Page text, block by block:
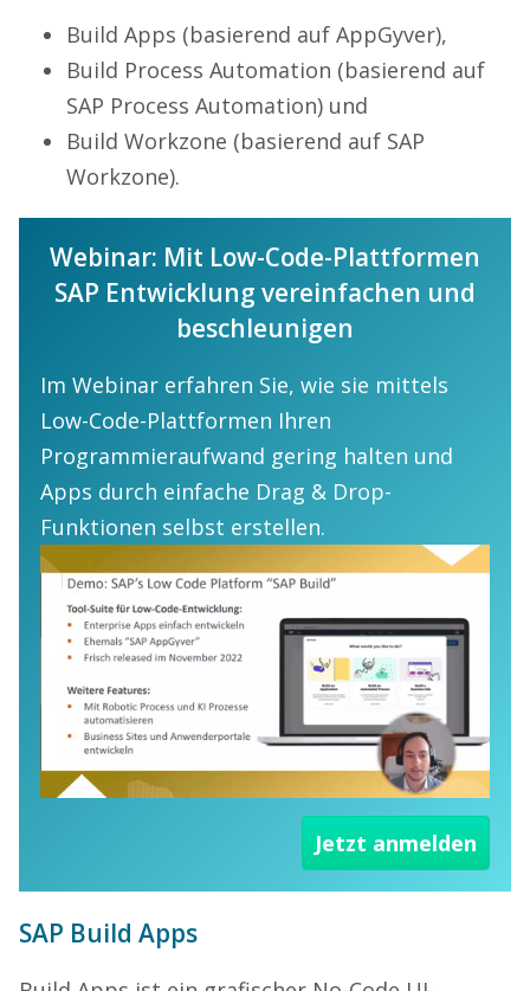
Build Apps (basierend auf AppGyver),
Build Process Automation (basierend auf
SAP Process Automation) und
Build Workzone (basierend auf SAP
Workzone).
Webinar: Mit Low-Code-Plattformen
SAP Entwicklung vereinfachen und
beschleunigen
Im Webinar erfahren Sie, wie sie mittels
Low-Code-Plattformen Ihren
Programmieraufwand gering halten und
Apps durch einfache Drag & Drop-
Funktionen selbst erstellen.
Jetzt anmelden
SAP Build Apps